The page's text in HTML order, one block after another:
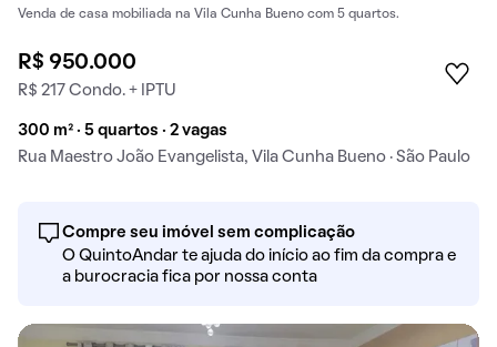
Venda de casa mobiliada na Vila Cunha Bueno com 5 quartos.
R$ 950.000
R$ 217 Condo. + IPTU
300 m² · 5 quartos · 2 vagas
Rua Maestro João Evangelista, Vila Cunha Bueno · São Paulo
Compre seu imóvel sem complicação
O QuintoAndar te ajuda do início ao fim da compra e
a burocracia fica por nossa conta